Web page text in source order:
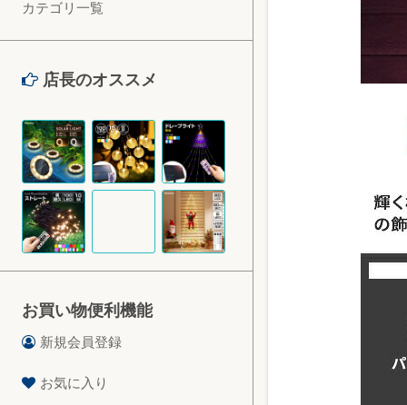
カテゴリ一覧
店長のオススメ
お買い物便利機能
新規会員登録
お気に入り